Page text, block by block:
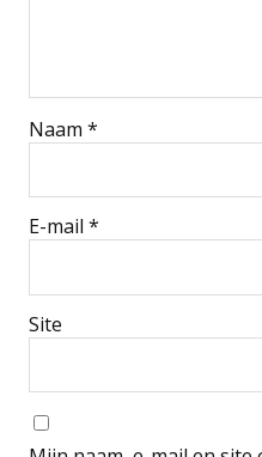
Naam *
E-mail *
Site